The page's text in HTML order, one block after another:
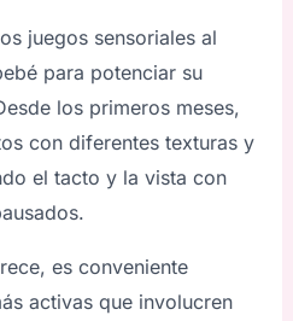
juegos sensoriales al
para potenciar su
los primeros meses,
con diferentes texturas y
el tacto y la vista con
es conveniente
activas que involucren